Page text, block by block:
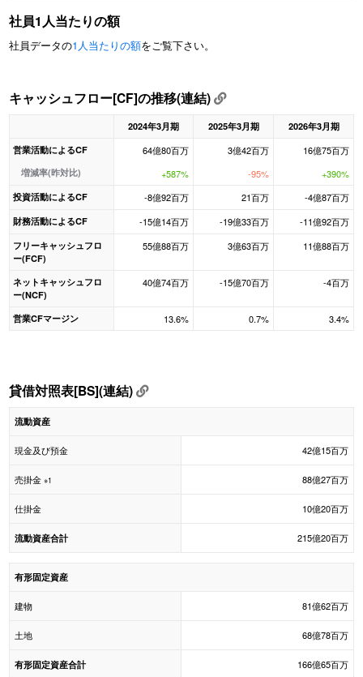
社員1人当たりの額
社員データの1人当たりの額をご覧下さい。
キャッシュフロー[CF]の推移(連結)
2024年3月期 2025年3月期
2026年3月期
営業活動によるCF
増減率(昨対比)
64億80百万
+587%
3億42百万
-95%
16億75百万
+390%
投資活動によるCF -8億92百万 21百万 -4億87百万
財務活動によるCF -15億14百万 -19億33百万 -11億92百万
フリーキャッシュフロ
ー(FCF)
55億88百万 3億63百万 11億88百万
ネットキャッシュフロ
ー(NCF)
40億74百万 -15億70百万 -4百万
営業CFマージン 13.6% 0.7% 3.4%
貸借対照表[BS](連結)
流動資産
現金及び預金 42億15百万
売掛金 ※1 88億27百万
仕掛金 10億20百万
流動資産合計 215億20百万
有形固定資産
建物 81億62百万
土地 68億78百万
有形固定資産合計 166億65百万